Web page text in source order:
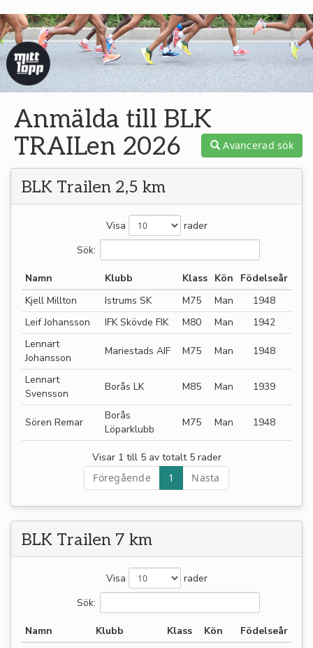
Anmälda till BLK
TRAILen 2026
Avancerad sök
BLK Trailen 2,5 km
Visa
rader
Sök:
Namn Klubb Klass Kön
Födelseår
Kjell Millton
Istrums SK M75 Man
1948
Leif Johansson
IFK Skövde FIK M80 Man
1942
Lennart
Johansson
Mariestads AIF M75 Man 1948
Lennart
Svensson
Borås LK M85 Man 1939
Sören Remar
Borås
Löparklubb
M75 Man 1948
Visar 1 till 5 av totalt 5 rader
Föregående
1 Nästa
BLK Trailen 7 km
Visa
rader
Sök:
Namn Klubb Klass Kön
Födelseår